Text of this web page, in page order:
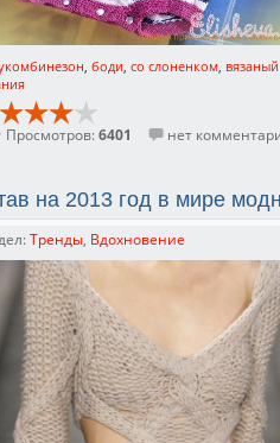
боди со слоненком
Просмотров:6401 нет
на 2013 год в мире
Тренды Вдохновение